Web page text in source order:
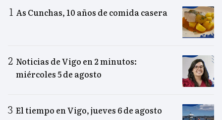
As Cunchas, 10 años de comida casera
Noticias de Vigo en 2 minutos:
miércoles 5 de agosto
El tiempo en Vigo, jueves 6 de agosto